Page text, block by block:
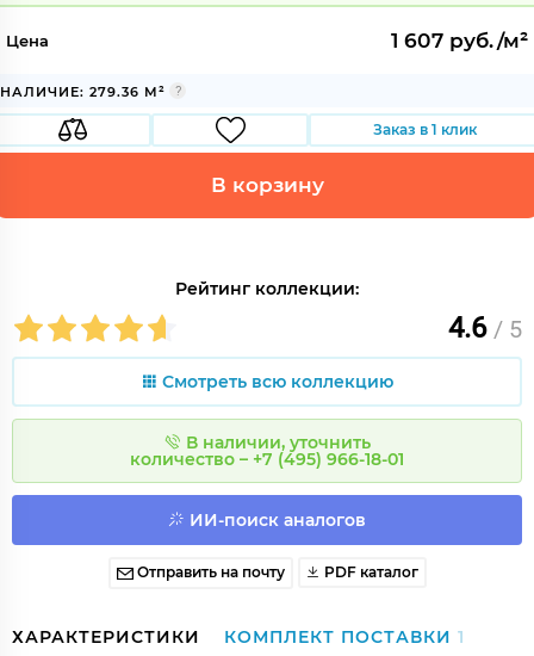
Цена 1 607 руб./м²
НАЛИЧИЕ: 279.36 М²
Заказ в 1 клик
В корзину
Рейтинг коллекции:
4.6 / 5
Смотреть всю коллекцию
В наличии, уточнить
количество – +7 (495) 966-18-01
ИИ-поиск аналогов
Отправить на почту PDF каталог
ХАРАКТЕРИСТИКИ КОМПЛЕКТ ПОСТАВКИ 1